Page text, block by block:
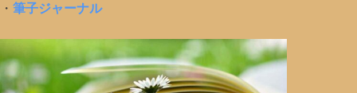
・ 筆子ジャーナル